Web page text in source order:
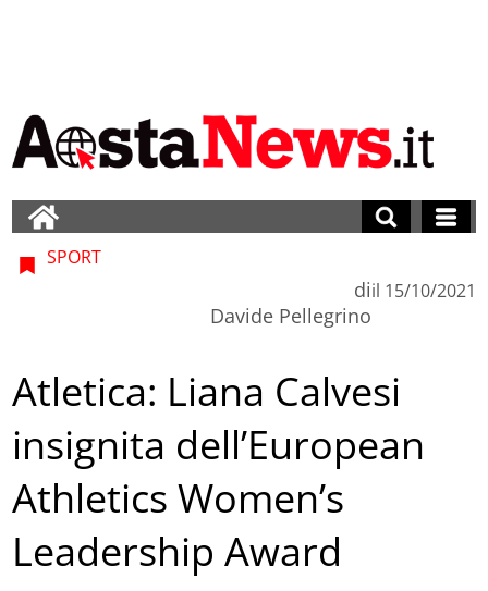
SPORT
di
Davide Pellegrino
il 15/10/2021
Atletica: Liana Calvesi
insignita dell’European
Athletics Women’s
Leadership Award